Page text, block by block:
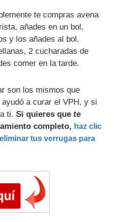
te compras avena
añades en un bol,
y los añades al bol.
2 cucharadas de
comer en la tarde.
son los mismos que
a curar el VPH, y si
ti. Si quieres que te
completo, haz clic
tus verrugas para